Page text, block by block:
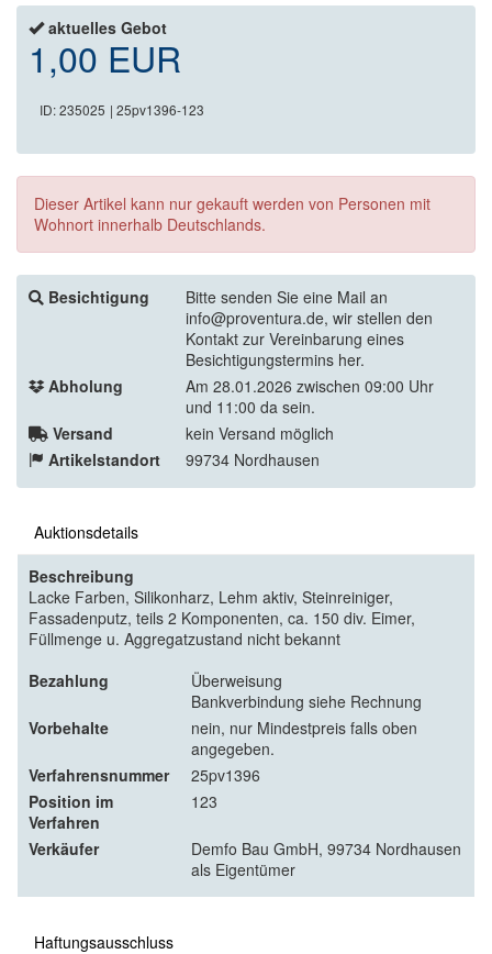
aktuelles Gebot
1,00 EUR
ID: 235025 | 25pv1396-123
Dieser Artikel kann nur gekauft werden von Personen mit
Wohnort innerhalb Deutschlands.
Besichtigung
Bitte senden Sie eine Mail an
info@proventura.de, wir stellen den
Kontakt zur Vereinbarung eines
Besichtigungstermins her.
Abholung
Am 28.01.2026 zwischen 09:00 Uhr
und 11:00 da sein.
Versand
kein Versand möglich
Artikelstandort
99734 Nordhausen
Auktionsdetails
Beschreibung
Lacke Farben, Silikonharz, Lehm aktiv, Steinreiniger,
Fassadenputz, teils 2 Komponenten, ca. 150 div. Eimer,
Füllmenge u. Aggregatzustand nicht bekannt
Bezahlung
Überweisung
Bankverbindung siehe Rechnung
Vorbehalte
nein, nur Mindestpreis falls oben
angegeben.
Verfahrensnummer
25pv1396
Position im
Verfahren
123
Verkäufer
Demfo Bau GmbH, 99734 Nordhausen
als Eigentümer
Haftungsausschluss